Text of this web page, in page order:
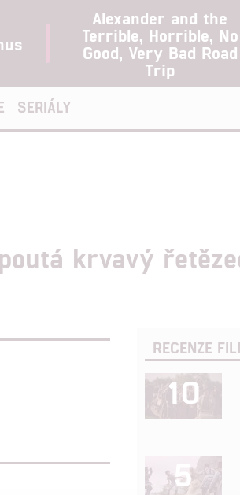
Alexander and the
Terrible, Horrible, No
Good, Very Bad Road
Trip
SERIÁLY
krvavý
RECENZE
10
5